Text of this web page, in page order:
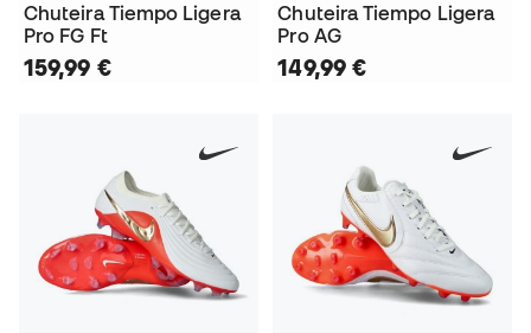
Chuteira Tiempo Ligera
Pro FG Ft
159,99 €
Chuteira Tiempo Ligera
Pro AG
149,99 €